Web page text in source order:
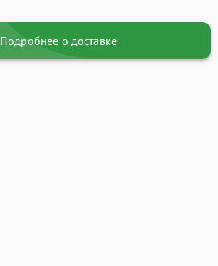
Подробнее о доставке